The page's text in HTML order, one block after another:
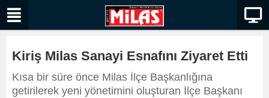
Kiriş Milas Sanayi Esnafını Ziyaret Etti
Kısa bir süre önce Milas İlçe Başkanlığına
getirilerek yeni yönetimini oluşturan İlçe Başkanı